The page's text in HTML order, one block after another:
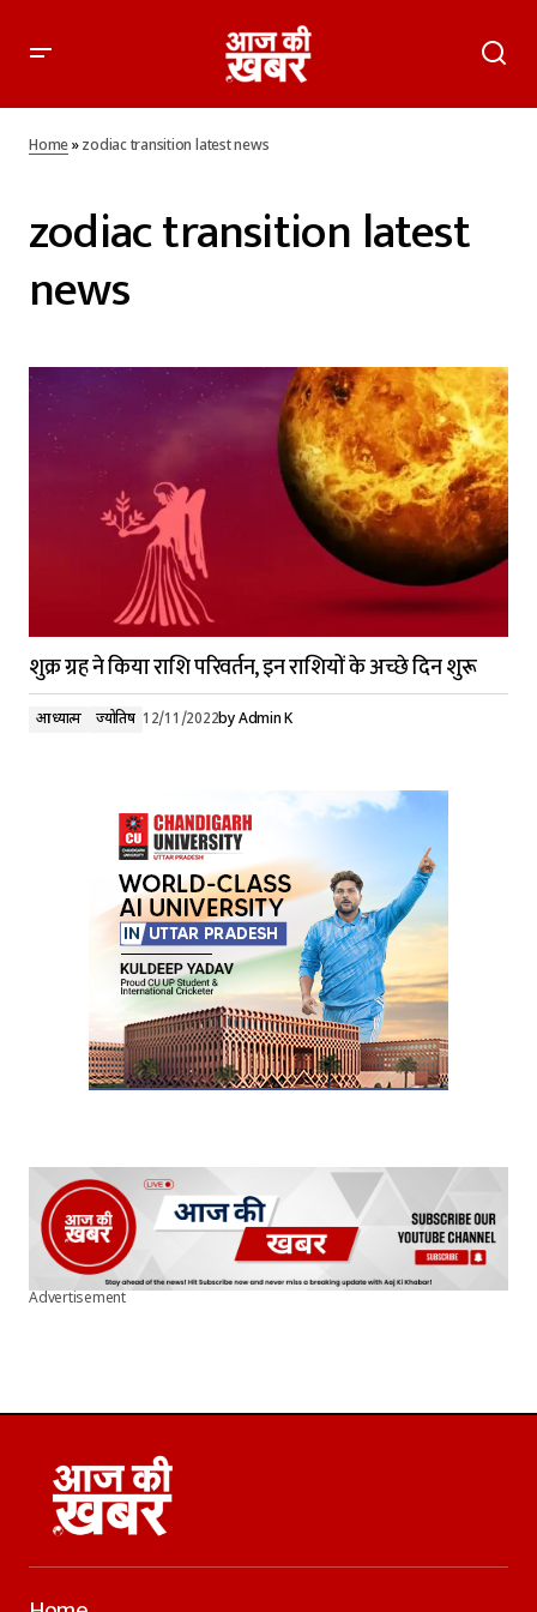
Home»zodiac transition latest news
zodiac transition latest
news
शुक्र ग्रह ने किया राशि परिवर्तन, इन राशियों के अच्छे दिन शुरू
आध्यात्म ज्योतिष 12/11/2022byAdmin K
Advertisement